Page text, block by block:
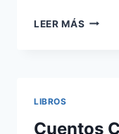
LEER MÁS MÁS
NISON
LIBROS
Cuentos